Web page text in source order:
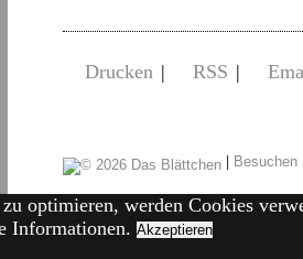
Drucken | RSS |
|
optimieren, werden Cookies
Informationen. Akzeptieren